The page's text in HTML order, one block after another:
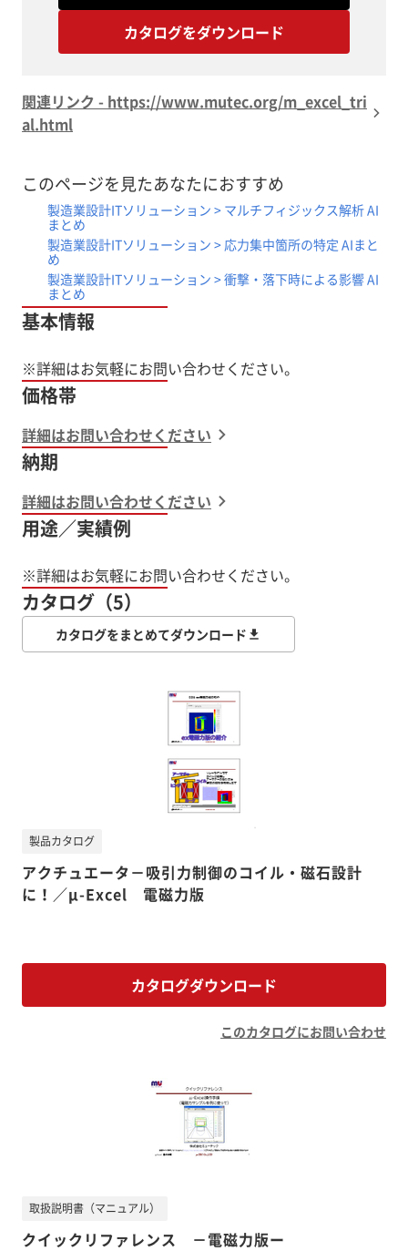
カタログをダウンロード
関連リンク - https://www.mutec.org/m_excel_tri
al.html
このページを見たあなたにおすすめ
製造業設計ITソリューション > マルチフィジックス解析 AI
まとめ
製造業設計ITソリューション > 応力集中箇所の特定 AIまと
め
製造業設計ITソリューション > 衝撃・落下時による影響 AI
まとめ
基本情報
価格帯
詳細はお問い合わせください
納期
詳細はお問い合わせください
用途／実績例
※詳細はお気軽にお問い合わせください。
カタログ（5）
カタログをまとめてダウンロード
アクチュエータ－吸引力制御のコイル・磁石設計
に！／μ-Excel 電磁力版
製品カタログ
カタログダウンロード
このカタログにお問い合わせ
クイックリファレンス －電磁力版ー
取扱説明書（マニュアル）